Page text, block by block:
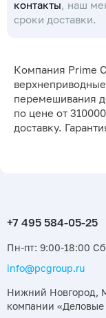
контакты, наш
сроки доставки.
Компания Prime
перемешивания
по цене от
доставку.
Пн-пт: 9:00-18:00
info@pcgroup.ru
Нижний Новгород,
компании